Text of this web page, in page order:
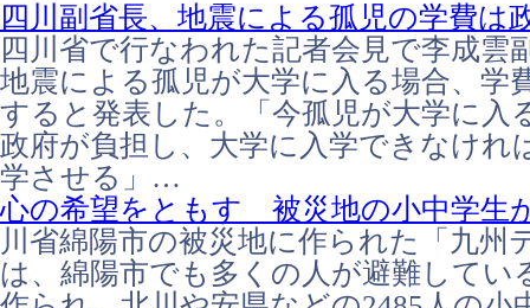
四川副省長、地震による孤児の学費は
四川省で行なわれた記者会見で李成雲
地震による孤児が大学に入る場合、学
すると発表した。「今孤児が大学に入
政府が負担し、大学に入学できなけれ
学させる」…
心の希望をともす 被災地の小中学生
川省綿陽市の被災地に作られた「九州
は、綿陽市でも多くの人が避難してい